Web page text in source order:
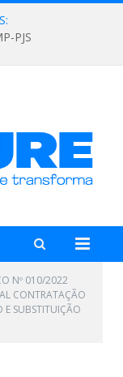
PJS
Nº 010/2022
CONTRATAÇÃO
E SUBSTITUIÇÃO